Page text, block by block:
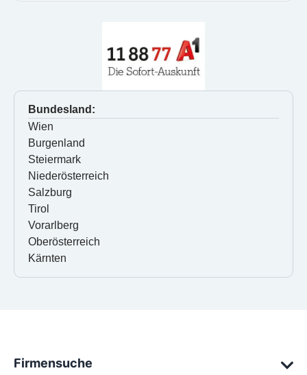
Bundesland:
Wien
Burgenland
Steiermark
Niederösterreich
Salzburg
Tirol
Vorarlberg
Oberösterreich
Kärnten
Firmensuche